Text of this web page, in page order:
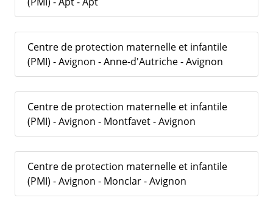
Centre de protection maternelle et infantile
(PMI) - Avignon - Anne-d'Autriche - Avignon
Centre de protection maternelle et infantile
(PMI) - Avignon - Montfavet - Avignon
Centre de protection maternelle et infantile
(PMI) - Avignon - Monclar - Avignon